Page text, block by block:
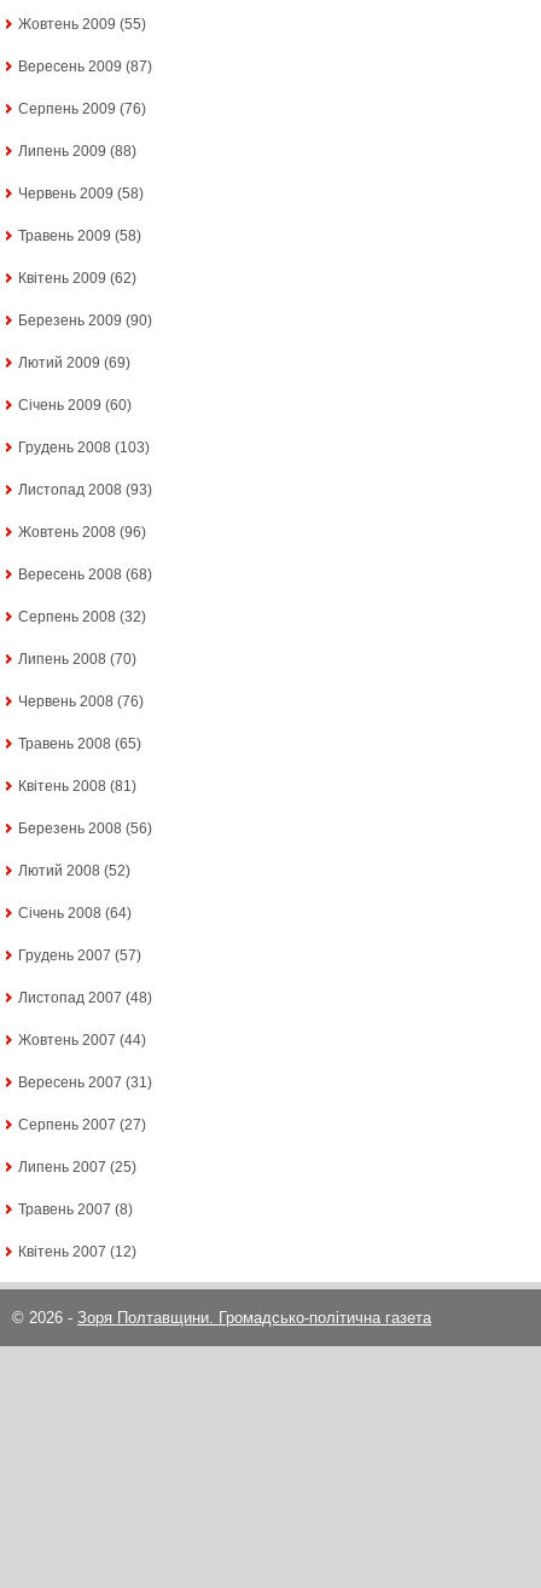
Жовтень 2009 (55)
Вересень 2009 (87)
Серпень 2009 (76)
Липень 2009 (88)
Червень 2009 (58)
Травень 2009 (58)
Квітень 2009 (62)
Березень 2009 (90)
Лютий 2009 (69)
Січень 2009 (60)
Грудень 2008 (103)
Листопад 2008 (93)
Жовтень 2008 (96)
Вересень 2008 (68)
Серпень 2008 (32)
Липень 2008 (70)
Червень 2008 (76)
Травень 2008 (65)
Квітень 2008 (81)
Березень 2008 (56)
Лютий 2008 (52)
Січень 2008 (64)
Грудень 2007 (57)
Листопад 2007 (48)
Жовтень 2007 (44)
Вересень 2007 (31)
Серпень 2007 (27)
Липень 2007 (25)
Травень 2007 (8)
Квітень 2007 (12)
© 2026 - Зоря Полтавщини. Громадсько-політична газета